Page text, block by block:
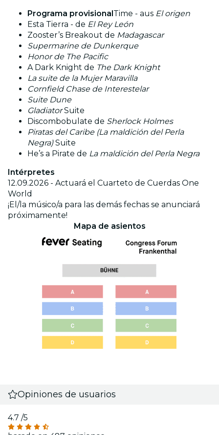
Programa provisionalTime - aus El origen
Esta Tierra - de El Rey León
Zooster’s Breakout de Madagascar
Supermarine de Dunkerque
Honor de The Pacific
A Dark Knight de The Dark Knight
La suite de la Mujer Maravilla
Cornfield Chase de Interestelar
Suite Dune
GladiatorSuite
Discombobulate de Sherlock Holmes
Piratas del Caribe (La maldición del Perla
Negra)Suite
He’s a Pirate de La maldición del Perla Negra
Intérpretes
12.09.2026 - Actuará el Cuarteto de Cuerdas One
World
¡El/la músico/a para las demás fechas se anunciará
próximamente!
Mapa de asientos
Opiniones de usuarios
4.7 /5